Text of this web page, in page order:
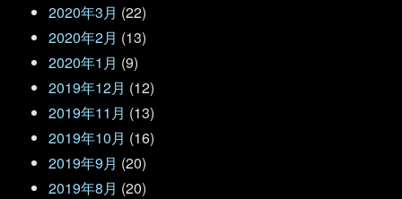
2020年3月 (22)
2020年2月 (13)
2020年1月 (9)
2019年12月 (12)
2019年11月 (13)
2019年10月 (16)
2019年9月 (20)
2019年8月 (20)